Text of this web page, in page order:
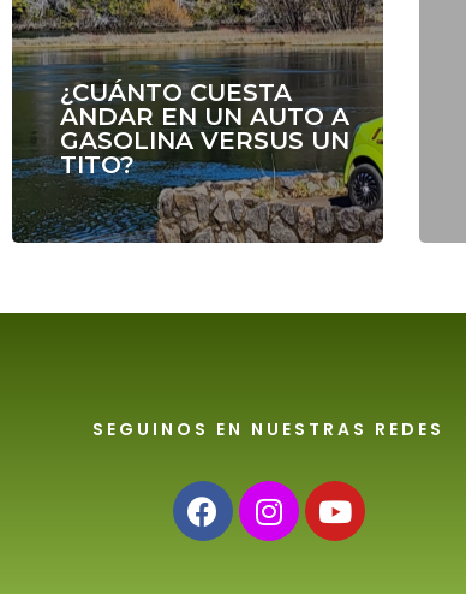
¿CUÁNTO CUESTA
ANDAR EN UN AUTO A
GASOLINA VERSUS UN
TITO?
SEGUINOS EN NUESTRAS REDES